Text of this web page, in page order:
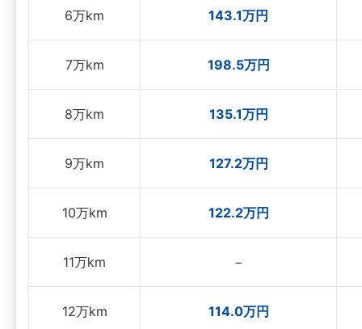
6万km 143.1万円
7万km 198.5万円
8万km 135.1万円
9万km 127.2万円
10万km 122.2万円
11万km −
12万km 114.0万円